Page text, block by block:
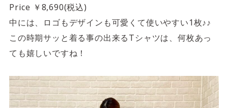
Price ￥8,690(税込)
中には、ロゴもデザインも可愛くて使いやすい1枚♪♪
この時期サッと着る事の出来るTシャツは、何枚あっ
ても嬉しいですね！